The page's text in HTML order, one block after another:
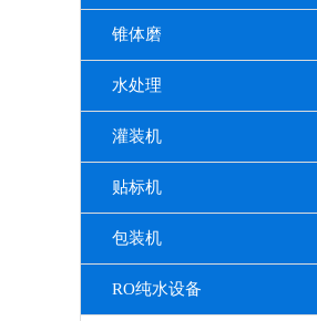
锥体磨
水处理
灌装机
贴标机
包装机
RO纯水设备